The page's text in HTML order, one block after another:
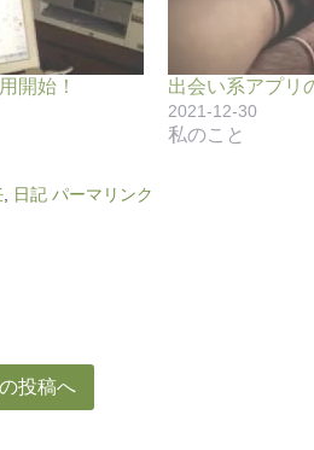
開始！ 出会い系アプ
2021-12-30
私のこと
日記 パーマリンク
投稿へ